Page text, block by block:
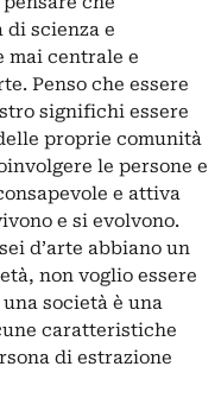
scienza e
mai centrale e
Penso che essere
significhi essere
proprie comunità
le persone e
e attiva
e si evolvono.
d’arte abbiano un
non voglio essere
società è una
caratteristiche
di estrazione